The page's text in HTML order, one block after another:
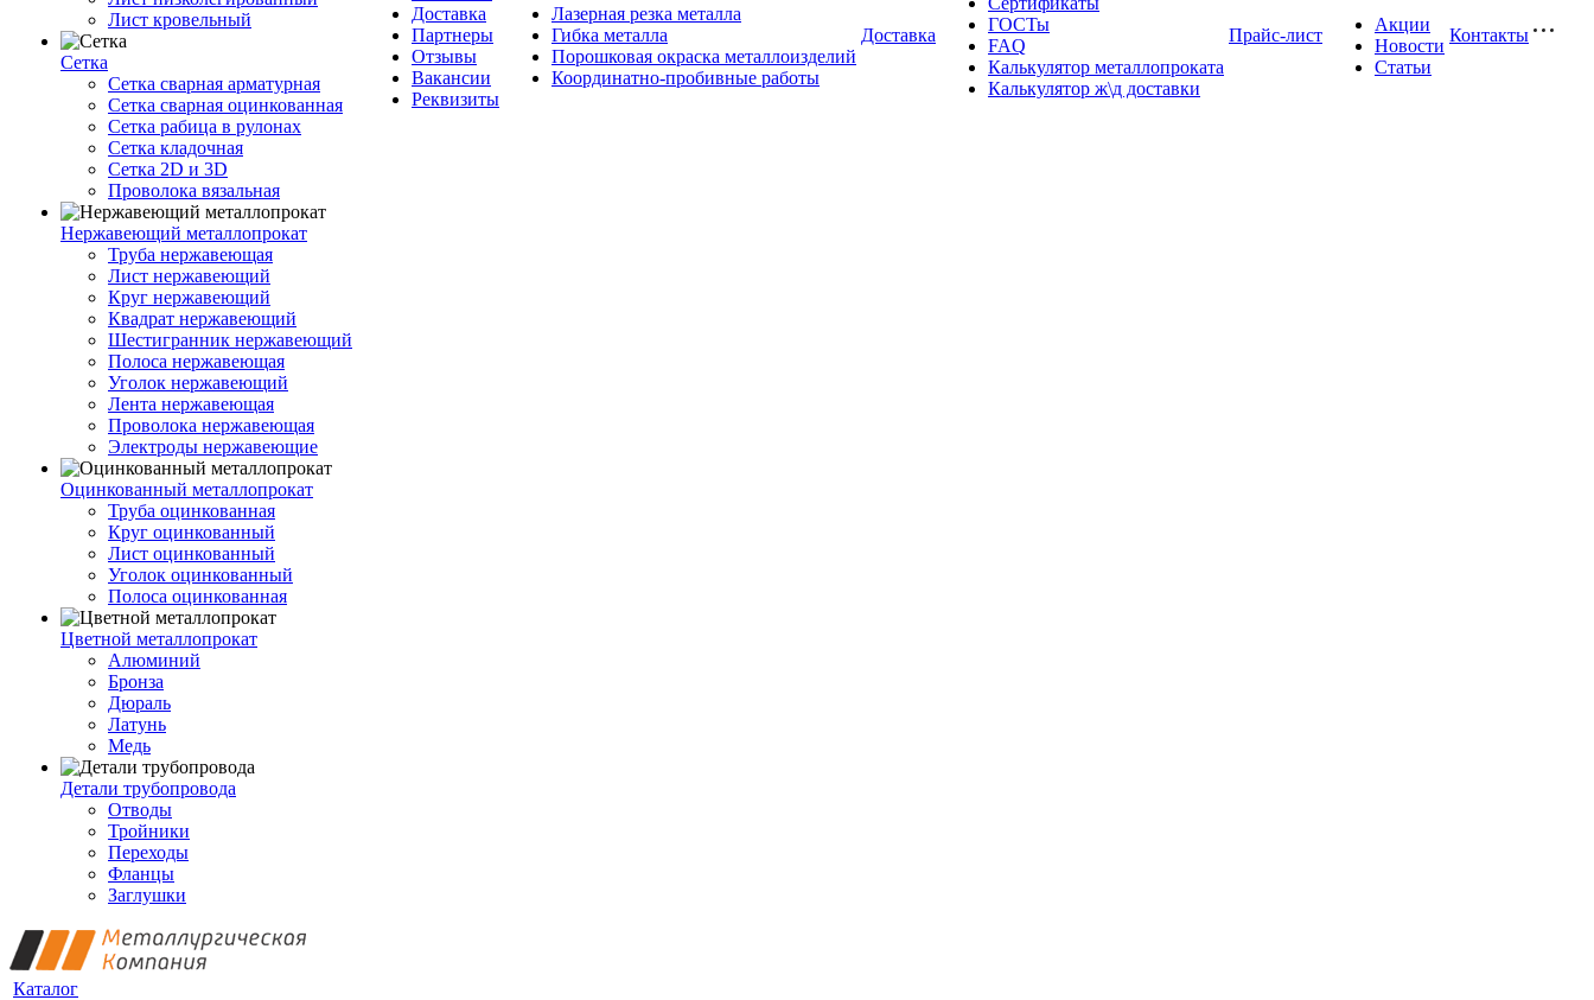
Лист кровельный
Сетка
Сетка сварная арматурная
Сетка сварная оцинкованная
Сетка рабица в рулонах
Сетка кладочная
Сетка 2D и 3D
Проволока вязальная
Нержавеющий металлопрокат
Труба нержавеющая
Лист нержавеющий
Круг нержавеющий
Квадрат нержавеющий
Шестигранник нержавеющий
Полоса нержавеющая
Уголок нержавеющий
Лента нержавеющая
Проволока нержавеющая
Электроды нержавеющие
Оцинкованный металлопрокат
Труба оцинкованная
Круг оцинкованный
Лист оцинкованный
Уголок оцинкованный
Полоса оцинкованная
Цветной металлопрокат
Алюминий
Бронза
Дюраль
Латунь
Медь
Детали трубопровода
Отводы
Тройники
Переходы
Фланцы
Заглушки
Доставка
Партнеры
Отзывы
Вакансии
Реквизиты
Лазерная резка металла
Гибка металла
Порошковая окраска металлоизделий
Координатно-пробивные работы
Доставка
ГОСТы
FAQ
Калькулятор металлопроката
Калькулятор ж\д доставки
Прайс-лист
Акции
Новости
Статьи
Контакты
Каталог